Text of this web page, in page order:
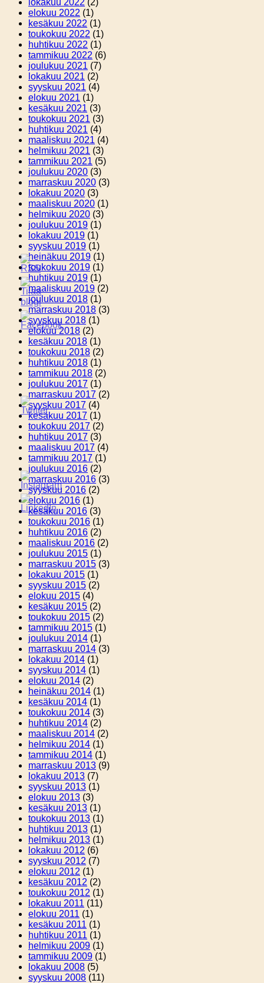
elokuu 2022 (1)
kesäkuu 2022 (1)
toukokuu 2022 (1)
huhtikuu 2022 (1)
tammikuu 2022 (6)
joulukuu 2021 (7)
lokakuu 2021 (2)
syyskuu 2021 (4)
elokuu 2021 (1)
kesäkuu 2021 (3)
toukokuu 2021 (3)
huhtikuu 2021 (4)
maaliskuu 2021 (4)
helmikuu 2021 (3)
tammikuu 2021 (5)
joulukuu 2020 (3)
marraskuu 2020 (3)
lokakuu 2020 (3)
maaliskuu 2020 (1)
helmikuu 2020 (3)
joulukuu 2019 (1)
lokakuu 2019 (1)
syyskuu 2019 (1)
heinäkuu 2019 (1)
toukokuu 2019 (1)
huhtikuu 2019 (1)
maaliskuu 2019 (2)
joulukuu 2018 (1)
marraskuu 2018 (3)
syyskuu 2018 (1)
elokuu 2018 (2)
kesäkuu 2018 (1)
toukokuu 2018 (2)
huhtikuu 2018 (1)
tammikuu 2018 (2)
joulukuu 2017 (1)
marraskuu 2017 (2)
syyskuu 2017 (4)
kesäkuu 2017 (1)
toukokuu 2017 (2)
huhtikuu 2017 (3)
maaliskuu 2017 (4)
tammikuu 2017 (1)
joulukuu 2016 (2)
marraskuu 2016 (3)
syyskuu 2016 (2)
elokuu 2016 (1)
kesäkuu 2016 (3)
toukokuu 2016 (1)
huhtikuu 2016 (2)
maaliskuu 2016 (2)
joulukuu 2015 (1)
marraskuu 2015 (3)
lokakuu 2015 (1)
syyskuu 2015 (2)
elokuu 2015 (4)
kesäkuu 2015 (2)
toukokuu 2015 (2)
tammikuu 2015 (1)
joulukuu 2014 (1)
marraskuu 2014 (3)
lokakuu 2014 (1)
syyskuu 2014 (1)
elokuu 2014 (2)
heinäkuu 2014 (1)
kesäkuu 2014 (1)
toukokuu 2014 (3)
huhtikuu 2014 (2)
maaliskuu 2014 (2)
helmikuu 2014 (1)
tammikuu 2014 (1)
marraskuu 2013 (9)
lokakuu 2013 (7)
syyskuu 2013 (1)
elokuu 2013 (3)
kesäkuu 2013 (1)
toukokuu 2013 (1)
huhtikuu 2013 (1)
helmikuu 2013 (1)
lokakuu 2012 (6)
syyskuu 2012 (7)
elokuu 2012 (1)
kesäkuu 2012 (2)
toukokuu 2012 (1)
lokakuu 2011 (11)
elokuu 2011 (1)
kesäkuu 2011 (1)
huhtikuu 2011 (1)
helmikuu 2009 (1)
tammikuu 2009 (1)
lokakuu 2008 (5)
syyskuu 2008 (11)